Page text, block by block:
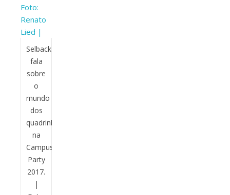
Selback
fala
sobre
o
mundo
dos
quadrinhos
na
Campus
Party
2017.
|